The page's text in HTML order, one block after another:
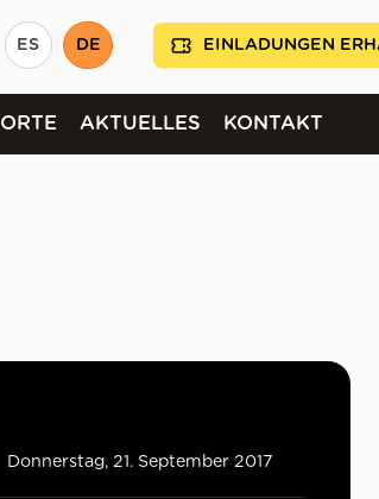
ES DE EINLADUNGEN
ORTE AKTUELLES KONTAKT
Donnerstag, 21. September 2017